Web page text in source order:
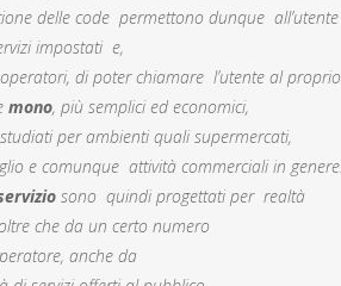
delle code permettono dunque
impostati e,
di poter chiamare l’utente al
mono, più semplici ed economici,
per ambienti quali supermercati,
e comunque attività commerciali in genere.
sono quindi progettati per realtà
che da un certo numero
anche da